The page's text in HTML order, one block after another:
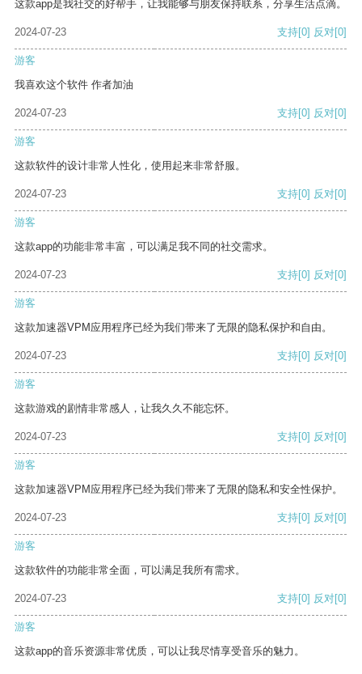
这款app是我社交的好帮手，让我能够与朋友保持联系，分享生活点滴。
2024-07-23 支持[0] 反对[0]
游客
我喜欢这个软件 作者加油
2024-07-23 支持[0] 反对[0]
游客
这款软件的设计非常人性化，使用起来非常舒服。
2024-07-23 支持[0] 反对[0]
游客
这款app的功能非常丰富，可以满足我不同的社交需求。
2024-07-23 支持[0] 反对[0]
游客
这款加速器VPM应用程序已经为我们带来了无限的隐私保护和自由。
2024-07-23 支持[0] 反对[0]
游客
这款游戏的剧情非常感人，让我久久不能忘怀。
2024-07-23 支持[0] 反对[0]
游客
这款加速器VPM应用程序已经为我们带来了无限的隐私和安全性保护。
2024-07-23 支持[0] 反对[0]
游客
这款软件的功能非常全面，可以满足我所有需求。
2024-07-23 支持[0] 反对[0]
游客
这款app的音乐资源非常优质，可以让我尽情享受音乐的魅力。